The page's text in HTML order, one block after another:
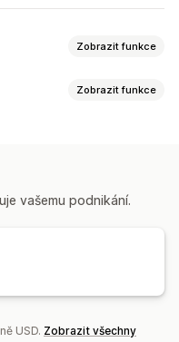
Zobrazit funkce
Zobrazit funkce
vašemu podnikání.
USD. Zobrazit všechny